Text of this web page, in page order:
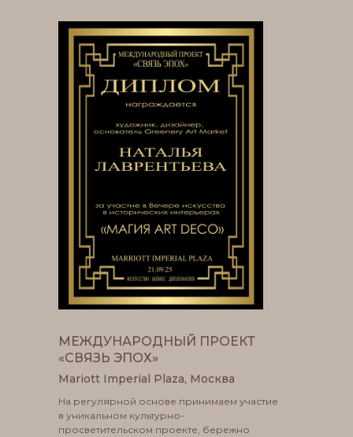
На регулярной основе принимаем участие
в уникальном культурно-
просветительском проекте, бережно
МЕЖДУНАРОДНЫЙ ПРОЕКТ
«СВЯЗЬ ЭПОХ»
Mariott Imperial Plaza, Москва